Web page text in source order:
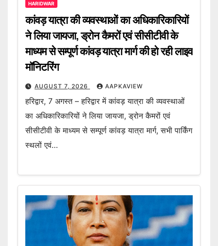
HARIDWAR
कांवड़ यात्रा की व्यवस्थाओं का अधिकारिकारियों
ने लिया जायजा, ड्रोन कैमरों एवं सीसीटीवी के
माध्यम से सम्पूर्ण कांवड़ यात्रा मार्ग की हो रही लाइव
मॉनिटरिंग
AUGUST 7, 2026 AAPKAVIEW
हरिद्वार, 7 अगस्त – हरिद्वार में कांवड़ यात्रा की व्यवस्थाओं
का अधिकारिकारियों ने लिया जायजा, ड्रोन कैमरों एवं
सीसीटीवी के माध्यम से सम्पूर्ण कांवड़ यात्रा मार्ग, सभी पार्किंग
स्थलों एवं…